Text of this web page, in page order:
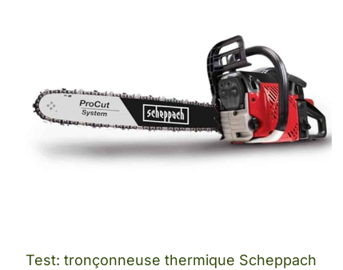
Test: tronçonneuse thermique Scheppach